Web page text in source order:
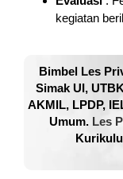
kegiatan
Bimbel Les
Simak UI,
AKMIL, LPDP,
Umum. Les